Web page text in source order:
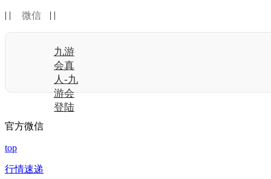
| | 微信 | |
九游
会真
人-九
游会
登陆
官方微信
top
行情速递